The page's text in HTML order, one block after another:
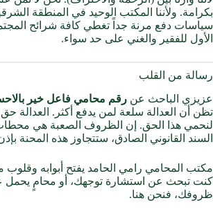
بكرامة. ولأننا المكتب الوحيد في المنطقة
سياسات دفع مرنة جداً تغطي كافة شرائح
الأول للفقير والغني على حد سواء.
رسالة من القلب
عزيزي الباحث عن رقم محامي فاعل خير
تظن أن العدالة سلعة لمن يدفع أكثر. العدالة حق
لنحمي هذا الحق. إن الظروف الصعبة هي
السند القانوني الصادق، ستتجاوز هذه المحنة
مكتب المحامي رامي الحامد يفتح أبوابه
كنت تبحث عن استشارة توجهك، أو محامٍ يحمل
ظروفك، فنحن هنا.